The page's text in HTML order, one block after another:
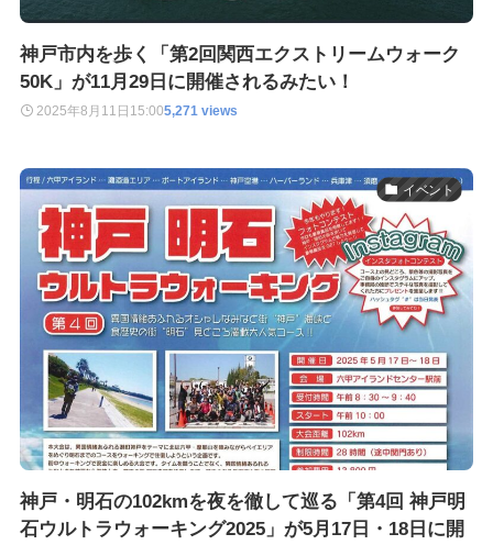
神戸市内を歩く「第2回関西エクストリームウォーク
50K」が11月29日に開催されるみたい！
2025年8月11日 15:005,271 views
イベント
神戸・明石の102kmを夜を徹して巡る「第4回 神戸明
石ウルトラウォーキング2025」が5月17日・18日に開